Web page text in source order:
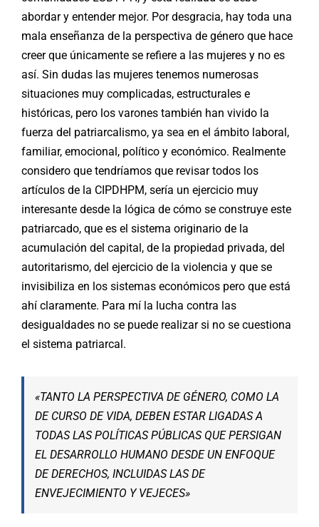
abordar y entender mejor. Por desgracia, hay toda una
mala enseñanza de la perspectiva de género que hace
creer que únicamente se refiere a las mujeres y no es
así. Sin dudas las mujeres tenemos numerosas
situaciones muy complicadas, estructurales e
históricas, pero los varones también han vivido la
fuerza del patriarcalismo, ya sea en el ámbito laboral,
familiar, emocional, político y económico. Realmente
considero que tendríamos que revisar todos los
artículos de la CIPDHPM, sería un ejercicio muy
interesante desde la lógica de cómo se construye este
patriarcado, que es el sistema originario de la
acumulación del capital, de la propiedad privada, del
autoritarismo, del ejercicio de la violencia y que se
invisibiliza en los sistemas económicos pero que está
ahí claramente. Para mí la lucha contra las
desigualdades no se puede realizar si no se cuestiona
el sistema patriarcal.
«TANTO LA PERSPECTIVA DE GÉNERO, COMO LA
DE CURSO DE VIDA, DEBEN ESTAR LIGADAS A
TODAS LAS POLÍTICAS PÚBLICAS QUE PERSIGAN
EL DESARROLLO HUMANO DESDE UN ENFOQUE
DE DERECHOS, INCLUIDAS LAS DE
ENVEJECIMIENTO Y VEJECES»